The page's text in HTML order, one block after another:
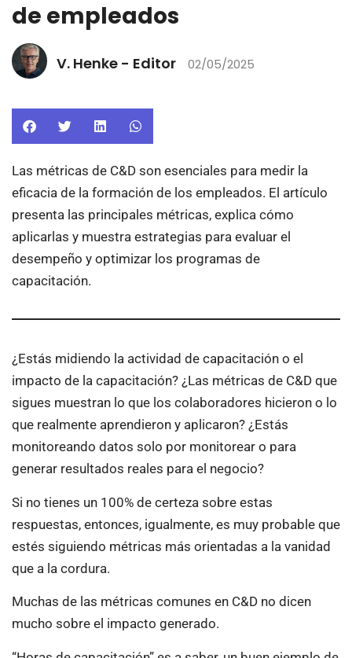
de empleados
V. Henke - Editor 02/05/2025
Las métricas de C&D son esenciales para medir la
eficacia de la formación de los empleados. El artículo
presenta las principales métricas, explica cómo
aplicarlas y muestra estrategias para evaluar el
desempeño y optimizar los programas de
capacitación.
¿Estás midiendo la actividad de capacitación o el
impacto de la capacitación? ¿Las métricas de C&D que
sigues muestran lo que los colaboradores hicieron o lo
que realmente aprendieron y aplicaron? ¿Estás
monitoreando datos solo por monitorear o para
generar resultados reales para el negocio?
Si no tienes un 100% de certeza sobre estas
respuestas, entonces, igualmente, es muy probable que
estés siguiendo métricas más orientadas a la vanidad
que a la cordura.
Muchas de las métricas comunes en C&D no dicen
mucho sobre el impacto generado.